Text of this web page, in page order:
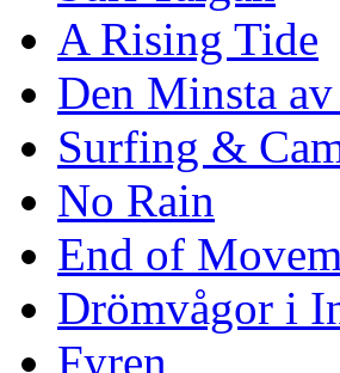
A Rising Tide
Den Minsta
Surfing &
No Rain
End of
Drömvågor i
Fyren